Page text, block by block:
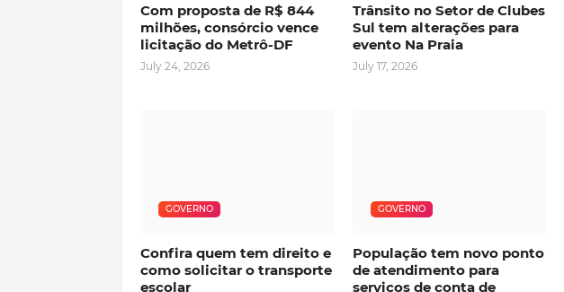
Com proposta de R$ 844
milhões, consórcio vence
licitação do Metrô-DF
July 24, 2026
Trânsito no Setor de Clubes
Sul tem alterações para
evento Na Praia
July 17, 2026
GOVERNO
Confira quem tem direito e
como solicitar o transporte
escolar
GOVERNO
População tem novo ponto
de atendimento para
serviços de conta de